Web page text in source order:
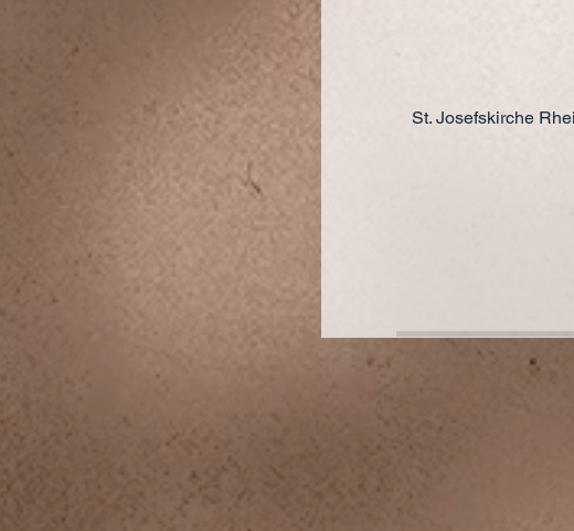
St. Josefskirche